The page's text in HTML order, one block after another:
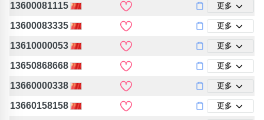
13600081115 更多
13600083335 更多
13610000053 更多
13650868668 更多
13660000338 更多
13660158158 更多